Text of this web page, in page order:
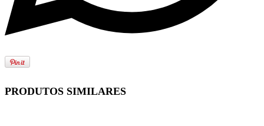
PRODUTOS SIMILARES